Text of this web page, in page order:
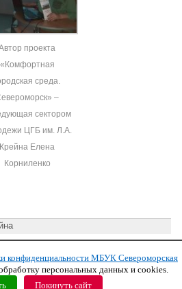
проекта
«Комфортная
среда.
–
сектором
ЦГБ им. Л.А.
Крейна Елена
Корниленко
© 2011 МБУК СЦБС
конфиденциальности МБУК Североморская
персональных данных и cookies.
Покинуть сайт